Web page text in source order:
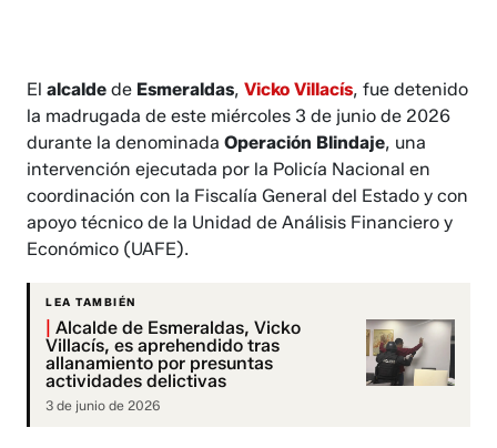
Elalcalde de Esmeraldas,Vicko Villacís, fue detenido
la madrugada de este miércoles 3 de junio de 2026
durante la denominadaOperación Blindaje, una
intervención ejecutada por la Policía Nacional en
coordinación con la Fiscalía General del Estado y con
apoyo técnico de la Unidad de Análisis Financiero y
Económico (UAFE).
LEA TAMBIÉN
Alcalde de Esmeraldas, Vicko
Villacís, es aprehendido tras
allanamiento por presuntas
actividades delictivas
3 de junio de 2026